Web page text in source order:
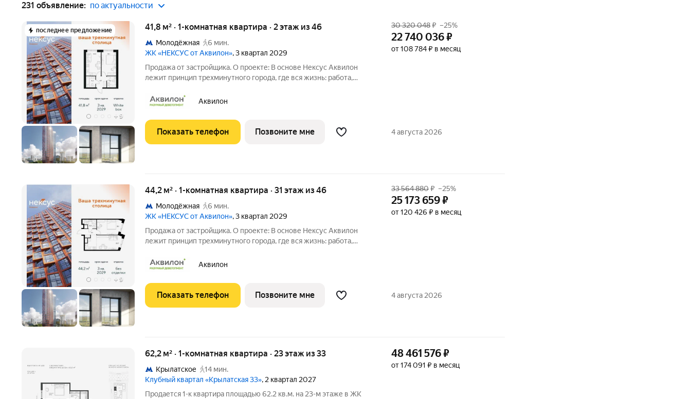
231 объявление: по актуальности
последнее предложение
+ 9
41,8 м² · 1-комнатная квартира · 2 этаж из 46
Молодёжная
6 мин.
ЖК «НЕКСУС от Аквилон», 3 квартал 2029
Продажа от застройщика. О проекте: В основе Нексус Аквилон
лежит принцип трехминутного города, где вся жизнь: работа,
доступности. Он не просто экономит время, а кардинально
Аквилон
30 320 048₽ –25%
22 740 036₽
от 108 784 ₽ в месяц
Показать телефон Позвоните мне 4 августа 2026
+ 9
44,2 м² · 1-комнатная квартира · 31 этаж из 46
Молодёжная
6 мин.
ЖК «НЕКСУС от Аквилон», 3 квартал 2029
Продажа от застройщика. О проекте: В основе Нексус Аквилон
лежит принцип трехминутного города, где вся жизнь: работа,
доступности. Он не просто экономит время, а кардинально
Аквилон
33 564 880₽ –25%
25 173 659₽
от 120 426 ₽ в месяц
Показать телефон Позвоните мне 4 августа 2026
62,2 м² · 1-комнатная квартира · 23 этаж из 33
Крылатское
14 мин.
Клубный квартал «Крылатская 33», 2 квартал 2027
Продается 1-к квартира площадью 62.2 кв.м. на 23-м этаже в ЖК
48 461 576₽
от 174 091 ₽ в месяц